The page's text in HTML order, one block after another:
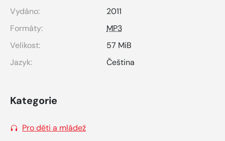
Vydáno:
2011
Formáty:
MP3
Velikost:
57 MiB
Jazyk:
Čeština
Kategorie
Pro děti a mládež